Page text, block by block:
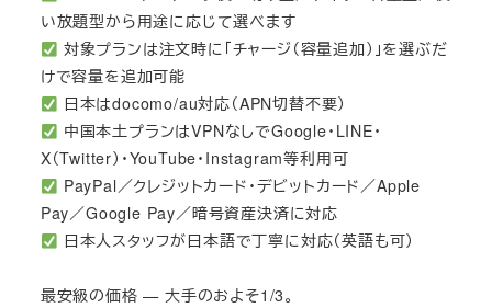
い放題型から用途に応じて選べます
対象プランは注文時に「チャージ（容量追加）」を選ぶだ
けで容量を追加可能
日本はdocomo/au対応（APN切替不要）
中国本土プランはVPNなしでGoogle・LINE・
X（Twitter）・YouTube・Instagram等利用可
PayPal／クレジットカード・デビットカード／Apple
Pay／Google Pay／暗号資産決済に対応
日本人スタッフが日本語で丁寧に対応（英語も可）
最安級の価格 — 大手のおよそ1/3。